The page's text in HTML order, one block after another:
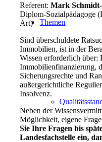
Themen
Referent:Mark
Diplom-Sozialpädagoge
Art)
Sind überschuldete
Immobilien, ist in der
Wissen erforderlich über:
Immobilienfinanzierung,
Sicherungsrechte und
außergerichtliche
Insolvenz.
Neben der
Möglichkeit, eigene
Sie Ihre Fragen bis
Landesfachstelle ein,